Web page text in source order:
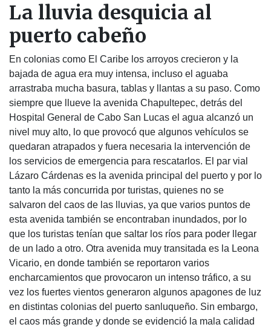
La lluvia desquicia al
puerto cabeño
En colonias como El Caribe los arroyos crecieron y la
bajada de agua era muy intensa, incluso el aguaba
arrastraba mucha basura, tablas y llantas a su paso. Como
siempre que llueve la avenida Chapultepec, detrás del
Hospital General de Cabo San Lucas el agua alcanzó un
nivel muy alto, lo que provocó que algunos vehículos se
quedaran atrapados y fuera necesaria la intervención de
los servicios de emergencia para rescatarlos. El par vial
Lázaro Cárdenas es la avenida principal del puerto y por lo
tanto la más concurrida por turistas, quienes no se
salvaron del caos de las lluvias, ya que varios puntos de
esta avenida también se encontraban inundados, por lo
que los turistas tenían que saltar los ríos para poder llegar
de un lado a otro. Otra avenida muy transitada es la Leona
Vicario, en donde también se reportaron varios
encharcamientos que provocaron un intenso tráfico, a su
vez los fuertes vientos generaron algunos apagones de luz
en distintas colonias del puerto sanluqueño. Sin embargo,
el caos más grande y donde se evidenció la mala calidad